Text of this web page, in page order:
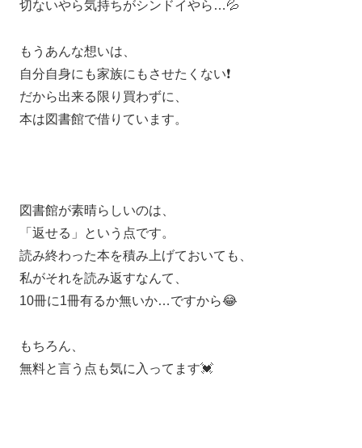
切ないやら気持ちがシンドイやら…💦
もうあんな想いは、
自分自身にも家族にもさせたくない❗️
だから出来る限り買わずに、
本は図書館で借りています。
図書館が素晴らしいのは、
「返せる」という点です。
読み終わった本を積み上げておいても、
私がそれを読み返すなんて、
10冊に1冊有るか無いか…ですから😂
もちろん、
無料と言う点も気に入ってます💓